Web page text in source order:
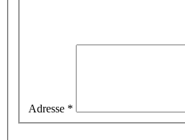
Adresse *